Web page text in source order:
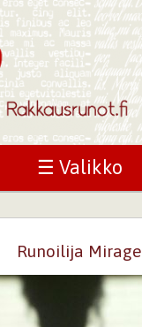
☰ Valikko
Runoilija Mirage